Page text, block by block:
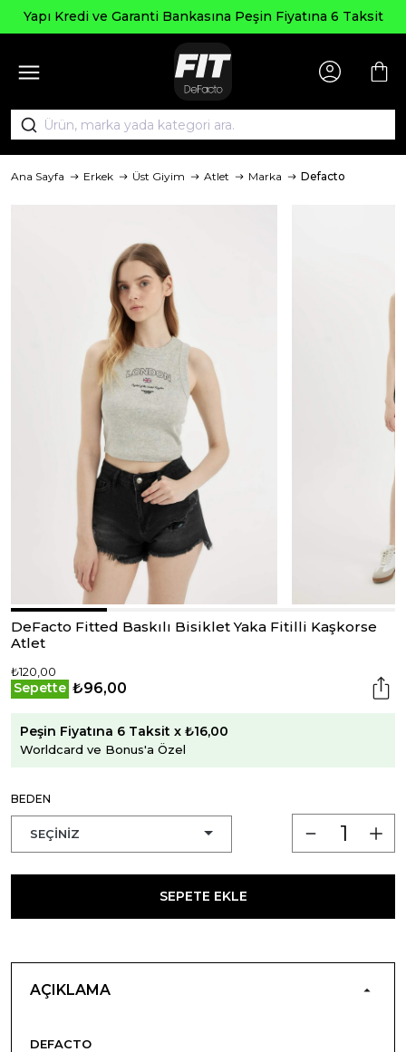
Garanti Bankasına Peşin Fiyatına 6 Taksit
Ana Sayfa Erkek Üst Giyim Atlet Marka Defacto
DeFacto Fitted Baskılı Bisiklet Yaka Fitilli Kaşkorse
Atlet
₺120,00
Sepette ₺96,00
Peşin Fiyatına 6 Taksit x ₺16,00
Worldcard ve Bonus'a Özel
BEDEN
SEPETE EKLE
AÇIKLAMA
DEFACTO